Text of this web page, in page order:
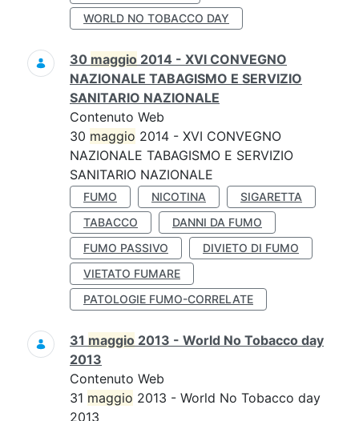
WORLD NO TOBACCO DAY
30 maggio 2014 - XVI CONVEGNO
NAZIONALE TABAGISMO E SERVIZIO
SANITARIO NAZIONALE
Contenuto Web
30 maggio 2014 - XVI CONVEGNO
NAZIONALE TABAGISMO E SERVIZIO
SANITARIO NAZIONALE
FUMO NICOTINA
SIGARETTA
TABACCO
DANNI DA FUMO
FUMO PASSIVO
DIVIETO DI FUMO
VIETATO FUMARE
PATOLOGIE FUMO-CORRELATE
31 maggio 2013 - World No Tobacco day
2013
Contenuto Web
31 maggio 2013 - World No Tobacco day
2013